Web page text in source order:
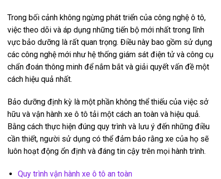
Trong bối cảnh không ngừng phát triển của công nghệ ô tô,
việc theo dõi và áp dụng những tiến bộ mới nhất trong lĩnh
vực bảo dưỡng là rất quan trọng. Điều này bao gồm sử dụng
các công nghệ mới như hệ thống giám sát điện tử và công cụ
chẩn đoán thông minh để nắm bắt và giải quyết vấn đề một
cách hiệu quả nhất.
Bảo dưỡng định kỳ là một phần không thể thiếu của việc sở
hữu và vận hành xe ô tô tải một cách an toàn và hiệu quả.
Bằng cách thực hiện đúng quy trình và lưu ý đến những điều
cần thiết, người sử dụng có thể đảm bảo rằng xe của họ sẽ
luôn hoạt động ổn định và đáng tin cậy trên mọi hành trình.
Quy trình vận hành xe ô tô an toàn